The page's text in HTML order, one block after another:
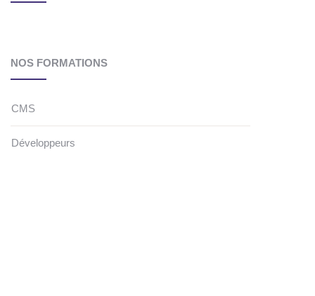
NOS FORMATIONS
CMS
Développeurs